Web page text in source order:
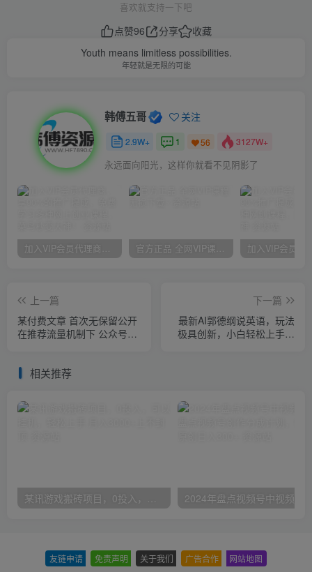
喜欢就支持一下吧
点赞96 分享
收藏
Youth means limitless possibilities.
年轻就是无限的可能
韩傅五哥 关注
2.9W+ 1 56 3127W+
永远面向阳光，这样你就看不见阴影了
加入VIP会员代理商，享90%的推广提成，免费学习多种网上创业课程，菜鸟秒变大神！ 官方正品 全网VIP课程 无损下载~
上一篇
某付费文章 首次无保留公开
在推荐流量机制下 公众号快
下一篇
最新AI郭德纲说英语，玩法
极具创新，小白轻松上手月
相关推荐
友链申请 免责声明 关于我们 广告合作 网站地图